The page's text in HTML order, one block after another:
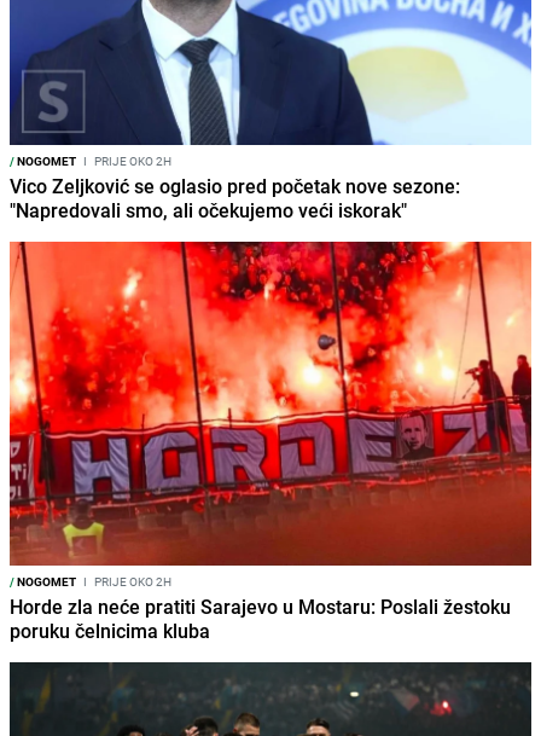
/NOGOMET I PRIJE OKO 2H
Vico Zeljković se oglasio pred početak nove sezone:
"Napredovali smo, ali očekujemo veći iskorak"
/NOGOMET I PRIJE OKO 2H
Horde zla neće pratiti Sarajevo u Mostaru: Poslali žestoku
poruku čelnicima kluba